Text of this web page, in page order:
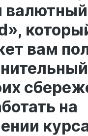
вам
на